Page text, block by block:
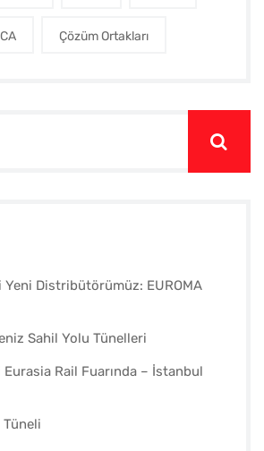
Çözüm Ortakları
Yeni Distribütörümüz: EUROMA
Sahil Yolu Tünelleri
Rail Fuarında – İstanbul